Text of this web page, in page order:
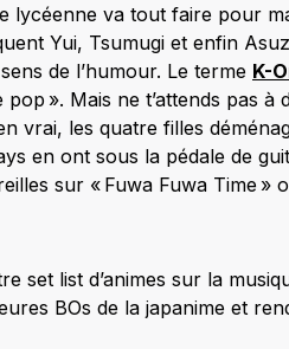
lycéenne va tout faire pour
Yui, Tsumugi et enfin
de l’humour. Le terme K-
pop ». Mais ne t’attends pas
vrai, les quatre filles
en ont sous la pédale de
sur « Fuwa Fuwa Time »
set list d’animes sur la
BOs de la japanime et